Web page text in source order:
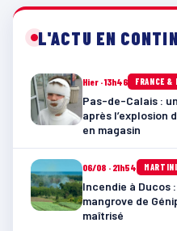
L'ACTU EN
Hier · 13h46 FRANCE &
Pas-de-Calais :
après l’explosion
en magasin
06/08 · 21h54
Incendie à Ducos
mangrove de
maîtrisé